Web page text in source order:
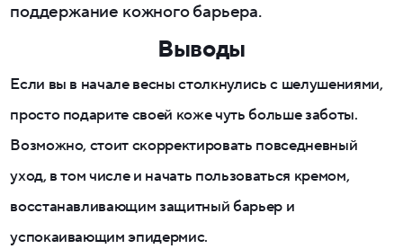
поддержание кожного барьера.
Выводы
Если вы в начале весны столкнулись с шелушениями,
просто подарите своей коже чуть больше заботы.
Возможно, стоит скорректировать повседневный
уход, в том числе и начать пользоваться кремом,
восстанавливающим защитный барьер и
успокаивающим эпидермис.